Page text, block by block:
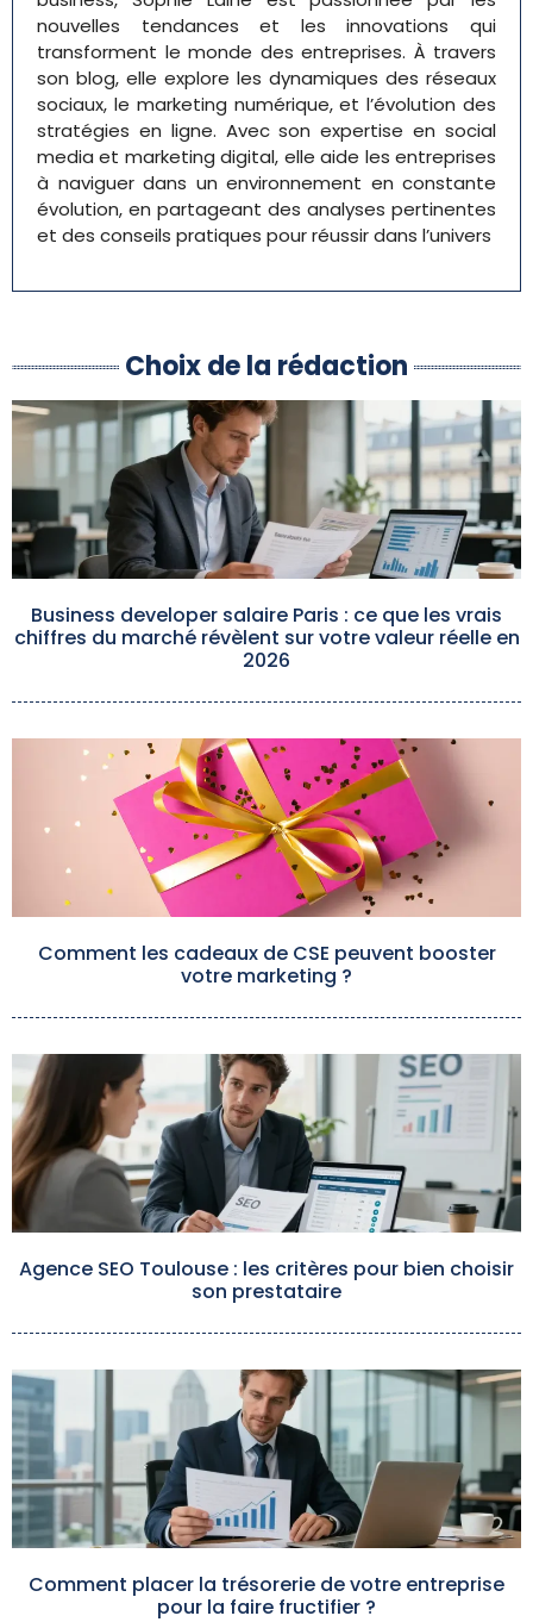
nouvelles tendances et les innovations qui
transforment le monde des entreprises. À travers
son blog, elle explore les dynamiques des réseaux
sociaux, le marketing numérique, et l’évolution des
stratégies en ligne. Avec son expertise en social
media et marketing digital, elle aide les entreprises
à naviguer dans un environnement en constante
évolution, en partageant des analyses pertinentes
et des conseils pratiques pour réussir dans l’univers
Choix de la rédaction
Business developer salaire Paris : ce que les vrais
chiffres du marché révèlent sur votre valeur réelle en
2026
Comment les cadeaux de CSE peuvent booster
votre marketing ?
Agence SEO Toulouse : les critères pour bien choisir
son prestataire
Comment placer la trésorerie de votre entreprise
pour la faire fructifier ?